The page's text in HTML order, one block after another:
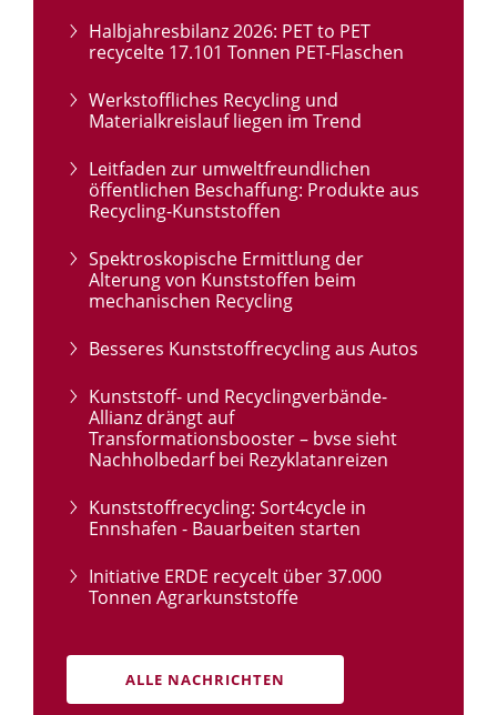
Halbjahresbilanz 2026: PET to PET
recycelte 17.101 Tonnen PET-Flaschen
Werkstoffliches Recycling und
Materialkreislauf liegen im Trend
Leitfaden zur umweltfreundlichen
öffentlichen Beschaffung: Produkte aus
Recycling-Kunststoffen
Spektroskopische Ermittlung der
Alterung von Kunststoffen beim
mechanischen Recycling
Besseres Kunststoffrecycling aus Autos
Kunststoff- und Recyclingverbände-
Allianz drängt auf
Transformationsbooster – bvse sieht
Nachholbedarf bei Rezyklatanreizen
Kunststoffrecycling: Sort4cycle in
Ennshafen - Bauarbeiten starten
Initiative ERDE recycelt über 37.000
Tonnen Agrarkunststoffe
ALLE NACHRICHTEN